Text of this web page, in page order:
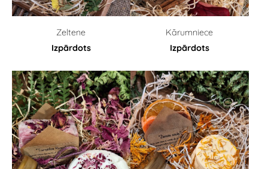
Zeltene
Izpārdots
Kārumniece
Izpārdots